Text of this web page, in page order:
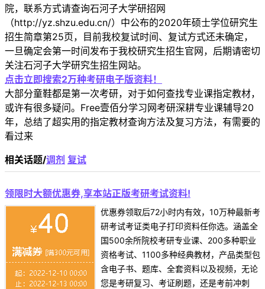
院，联系方式请查询石河子大学研招网
（http://yz.shzu.edu.cn/）中公布的2020年硕士学位研究生
招生简章第25页，目前我校复试时间、复试方式还未确定，
一旦确定会第一时间发布于我校研究生招生官网，后期请密切
关注石河子大学研究生招生网站。
点击立即搜索2万种考研电子版资料！
大部分童鞋都是第一次考研，对于如何查找专业课指定教材，
或许有很多疑问。Free壹佰分学习网考研深耕专业课辅导20
年，总结了超实用的指定教材查询方法及复习方法，有需要的
看过来
相关话题/调剂 复试
领限时大额优惠券,享本站正版考研考试资料!
优惠券领取后72小时内有效，10万种最新考
研考试考证类电子打印资料任你选。涵盖全
国500余所院校考研专业课、200多种职业
资格考试、1100多种经典教材，产品类型包
含电子书、题库、全套资料以及视频，无论
您是考研复习、考证刷题，还是考前冲刺